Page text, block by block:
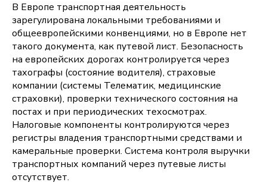
В Европе транспортная деятельность
зарегулирована локальными требованиями и
общеевропейскими конвенциями, но в Европе нет
такого документа, как путевой лист. Безопасность
на европейских дорогах контролируется через
тахографы (состояние водителя), страховые
компании (системы Телематик, медицинские
страховки), проверки технического состояния на
постах и при периодических техосмотрах.
Налоговые компоненты контролируются через
регистры владения транспортными средствами и
камеральные проверки. Система контроля выручки
транспортных компаний через путевые листы
отсутствует.